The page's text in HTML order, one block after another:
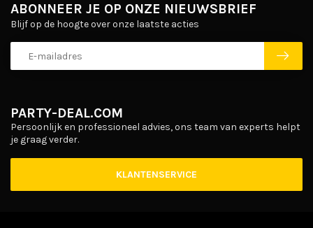
PARTY-DEAL.COM
Persoonlijk en professioneel advies, ons team van experts helpt
je graag verder.
KLANTENSERVICE
ABONNEER JE OP ONZE NIEUWSBRIEF
Blijf op de hoogte over onze laatste acties